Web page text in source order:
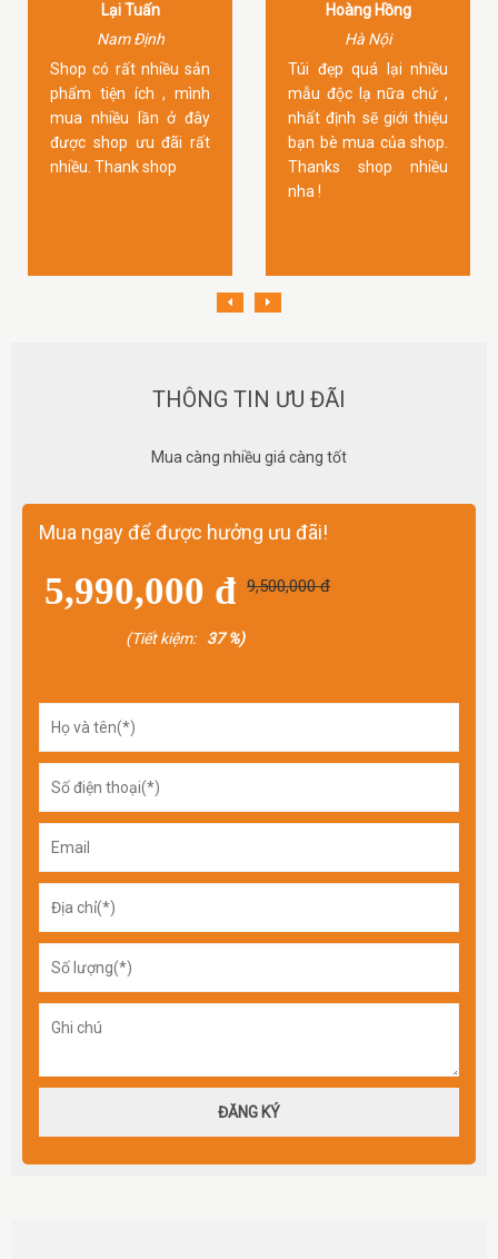
Lại Tuấn
Nam Định
Shop có rất nhiều sản
phẩm tiện ích , mình
mua nhiều lần ở đây
được shop ưu đãi rất
nhiều. Thank shop
Hoàng Hồng
Hà Nội
Túi đẹp quá lại nhiều
mẫu độc lạ nữa chứ ,
nhất định sẽ giới thiệu
bạn bè mua của shop.
Thanks shop nhiều
nha !
THÔNG TIN ƯU ĐÃI
Mua càng nhiều giá càng tốt
Mua ngay để được hưởng ưu đãi!
5,990,000 đ 9,500,000 đ
(Tiết kiệm: 37 %)